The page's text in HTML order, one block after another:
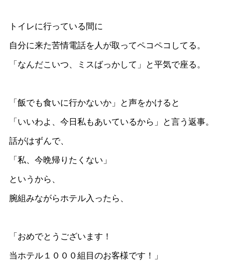
トイレに行っている間に
自分に来た苦情電話を人が取ってペコペコしてる。
「なんだこいつ、ミスばっかして」と平気で座る。
「飯でも食いに行かないか」と声をかけると
「いいわよ、今日私もあいているから」と言う返事。
話がはずんで、
「私、今晩帰りたくない」
というから、
腕組みながらホテル入ったら、
「おめでとうございます！
当ホテル１０００組目のお客様です！」